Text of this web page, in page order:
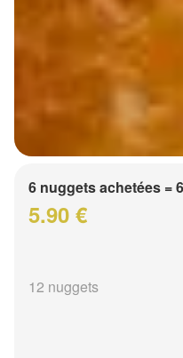
6 nuggets achetées =
5.90 €
12 nuggets